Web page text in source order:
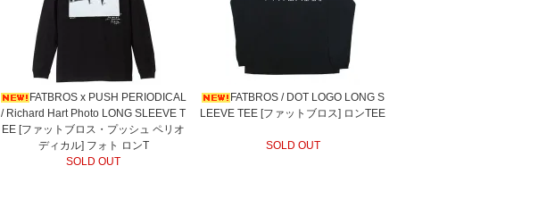
FATBROS x PUSH PERIODICAL
/ Richard Hart Photo LONG SLEEVE T
EE [ファットブロス・プッシュ ペリオ
ディカル] フォト ロンT
SOLD OUT
FATBROS / DOT LOGO LONG S
LEEVE TEE [ファットブロス] ロンTEE
SOLD OUT